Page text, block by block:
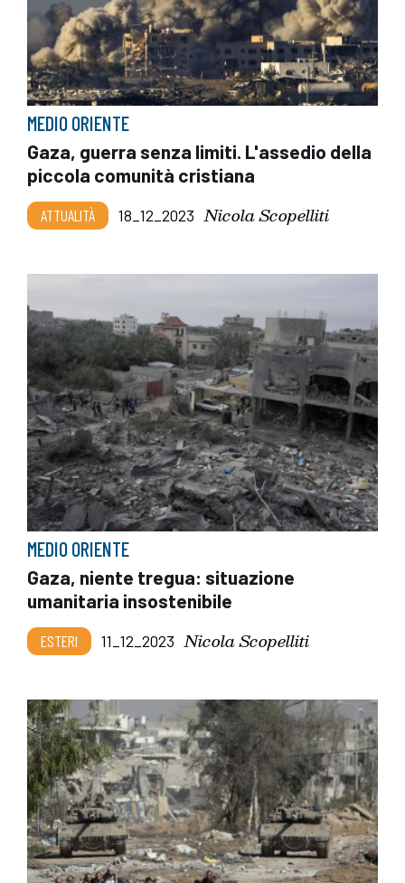
MEDIO ORIENTE
Gaza, guerra senza limiti. L'assedio della
piccola comunità cristiana
ATTUALITÀ 18_12_2023 Nicola Scopelliti
MEDIO ORIENTE
Gaza, niente tregua: situazione
umanitaria insostenibile
ESTERI 11_12_2023 Nicola Scopelliti